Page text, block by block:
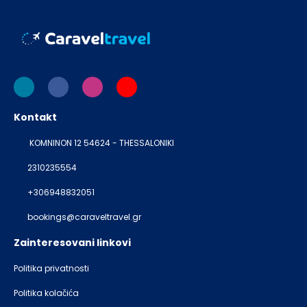
Kontakt
KOMNINON 12 54624 - THESSALONIKI
2310235554
+306948832051
bookings@caraveltravel.gr
Zainteresovani linkovi
Politika privatnosti
Politika kolačića